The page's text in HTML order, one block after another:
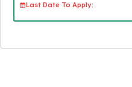
Last Date To Apply: